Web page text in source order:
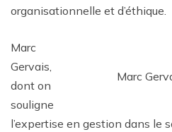
organisationnelle et d’éthique.
Marc
Marc
Gervais,
dont on
souligne
l’expertise en gestion dans le